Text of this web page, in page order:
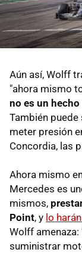
Aún así, Wolff
"ahora mismo
no es un
También
meter presión
Concordia, las
Ahora mismo
Mercedes es
mismos,
Point, y lo
Wolff amenaza:
suministrar